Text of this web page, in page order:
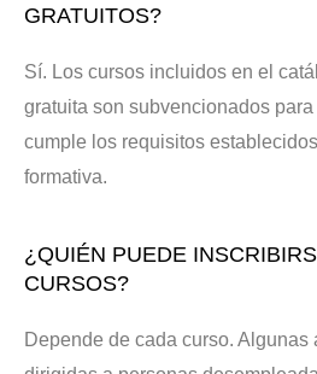
GRATUITOS?
Sí. Los cursos incluidos en el
gratuita son subvencionados
cumple los requisitos
formativa.
¿QUIÉN PUEDE
CURSOS?
Depende de cada curso. Algunas